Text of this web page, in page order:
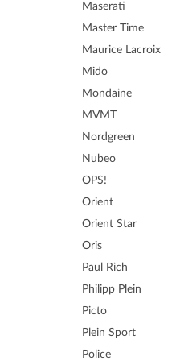
Maserati
Master Time
Maurice Lacroix
Mido
Mondaine
MVMT
Nordgreen
Nubeo
OPS!
Orient
Orient Star
Oris
Paul Rich
Philipp Plein
Picto
Plein Sport
Police